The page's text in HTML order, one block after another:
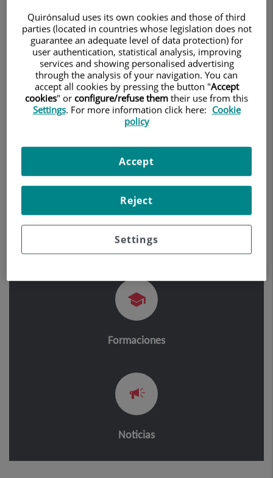
JCI
5 Metas
Boletines y Guías
Formaciones
Noticias
Quirónsalud uses its own cookies and those of third
parties (located in countries whose legislation does not
guarantee an adequate level of data protection) for
user authentication, statistical analysis, improving
services and showing personalised advertising
through the analysis of your navigation. You can
accept all cookies by pressing the button "Accept
cookies" or configure/refuse them their use from this
Settings. For more information click here: Cookie
policy
Settings
Reject
Accept